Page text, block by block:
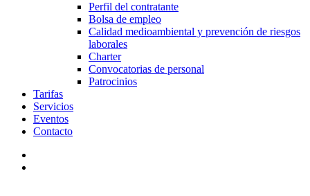
Perfil del contratante
Bolsa de empleo
Calidad medioambiental y prevención de riesgos
laborales
Charter
Convocatorias de personal
Patrocinios
Tarifas
Servicios
Eventos
Contacto